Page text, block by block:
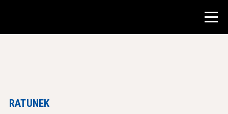
Zasoby dla nauczycieli
RATUNEK